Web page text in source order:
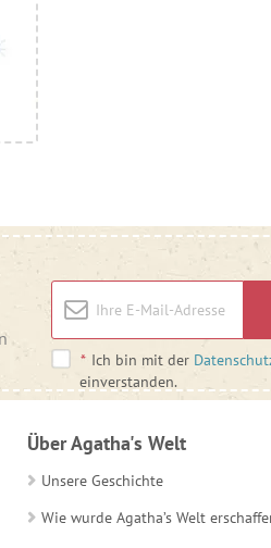
* Ich bin mit der
einverstanden.
Über Agatha's Welt
Unsere Geschichte
Wie wurde Agatha’s Welt